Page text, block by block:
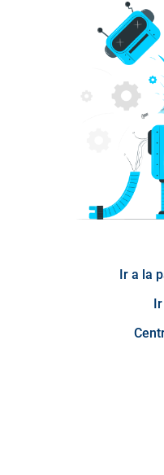
Ir a la